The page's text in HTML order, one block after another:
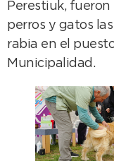
Perestiuk, fueron
perros y gatos
rabia en el
Municipalidad.